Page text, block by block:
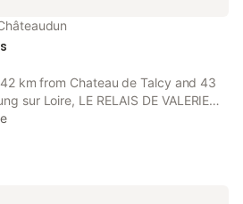
km from Chateau de Talcy and 43
sur Loire, LE RELAIS DE VALERIE
set 45 km from Municipal Theatre of
parking.